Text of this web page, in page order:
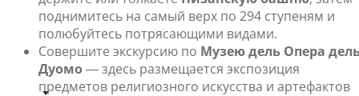
поднимитесь на самый верх по 294 ступеням и
полюбуйтесь потрясающими видами.
Совершите экскурсию по Музею дель Опера
Дуомо― здесь размещается экспозиция
предметов религиозного искусства и артефактов